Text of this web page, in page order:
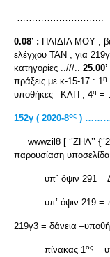
………………………..
0.08’ : ΠΑΙΔΙΑ ΜΟΥ ,
ελέγχου ΤΑΝ , για
κατηγορίες ..///.. 25.00’
πράξεις με κ-15-17 : 1η
υποθήκες –ΚΛΠ , 4η =
152γ ( 2020-8ος )
wwwzil8 [ ‘’ΖΗΛ’’
παρουσίαση
υπ΄ όψιν 291 =
υπ’ όψιν 219 =
219γ3 = δάνεια
πίνακας 1ος =